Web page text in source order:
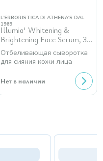
L'ERBORISTICA DI ATHENA'S DAL
1969
Illumia' Whitening &
Brightening Face Serum, 30
мл
Отбеливающая сыворотка
для сияния кожи лица
Нет в наличии